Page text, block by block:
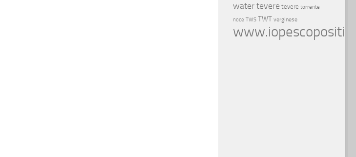
water tevere tevere torrente
noce TWS TWT verginese